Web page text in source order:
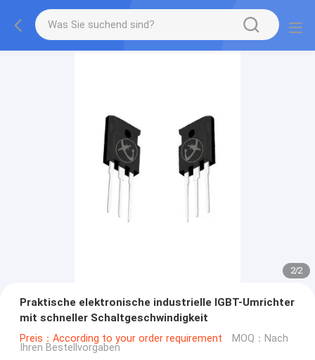
2/2
Praktische elektronische industrielle IGBT-Umrichter
mit schneller Schaltgeschwindigkeit
Preis：According to your order requirement MOQ：Nach
Ihren Bestellvorgaben